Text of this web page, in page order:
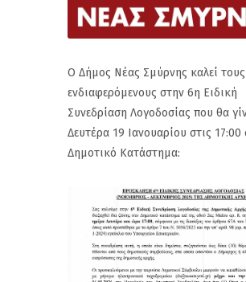
Ο Δήμος Νέας Σμύρνης καλεί τους
ενδιαφερόμενους στην 6η Ειδική
Συνεδρίαση Λογοδοσίας που θα
Δευτέρα 19 Ιανουαρίου στις 17:00
Δημοτικό Κατάστημα: